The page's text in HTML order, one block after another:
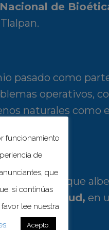
de
pasado como
operativos,
naturales como
número 7, que
de la Salud, en
funcionamiento
de
que
si continúas
lee nuestra
Acepto.